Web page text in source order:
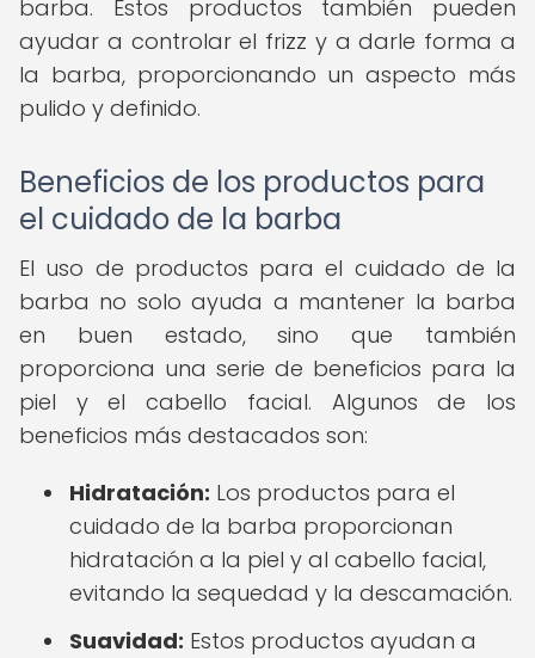
barba. Estos productos también pueden
ayudar a controlar el frizz y a darle forma a
la barba, proporcionando un aspecto más
pulido y definido.
Beneficios de los productos para
el cuidado de la barba
El uso de productos para el cuidado de la
barba no solo ayuda a mantener la barba
en buen estado, sino que también
proporciona una serie de beneficios para la
piel y el cabello facial. Algunos de los
beneficios más destacados son:
Hidratación: Los productos para el
cuidado de la barba proporcionan
hidratación a la piel y al cabello facial,
evitando la sequedad y la descamación.
Suavidad: Estos productos ayudan a